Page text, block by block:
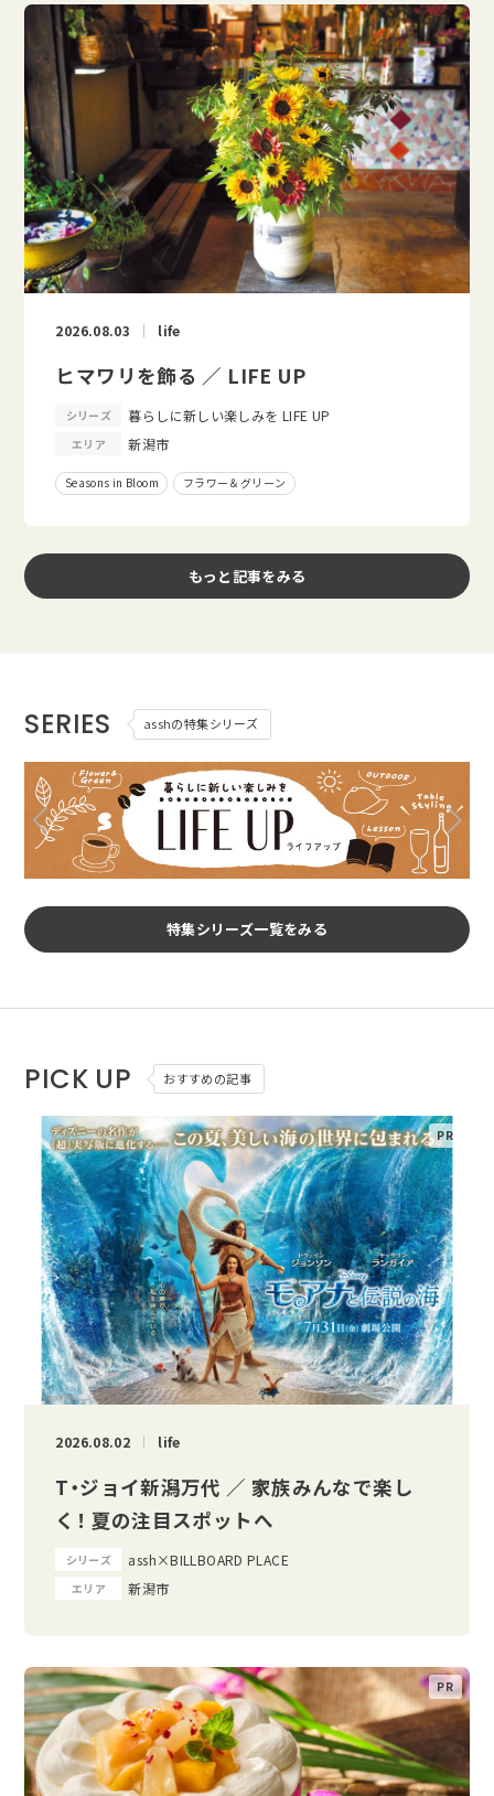
2026.08.03 life
ヒマワリを飾る ／ LIFE UP
シリーズ 暮らしに新しい楽しみを LIFE UP
エリア 新潟市
Seasons in Bloom フラワー＆グリーン
もっと記事をみる
SERIES asshの特集シリーズ
特集シリーズ一覧をみる
PICK UP おすすめの記事
2026.08.02 life
T・ジョイ新潟万代 ／ 家族みんなで楽し
く！ 夏の注目スポットへ
シリーズ assh×BILLBOARD PLACE
エリア 新潟市